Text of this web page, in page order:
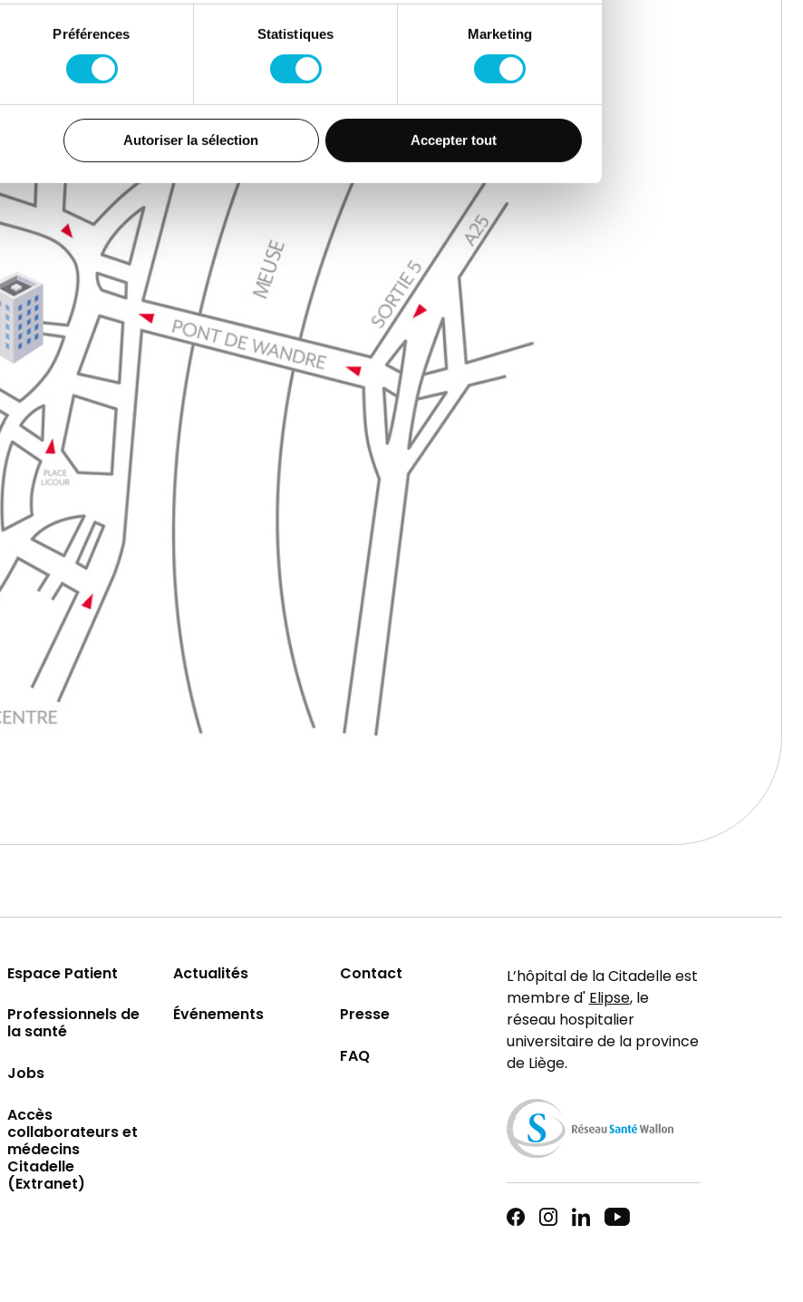
Préférences Statistiques Marketing
Autoriser la sélection Accepter tout
Espace Patient
Professionnels de
la santé
Jobs
Accès
collaborateurs et
médecins
Citadelle
(Extranet)
Actualités
Événements
Contact
Presse
FAQ
L’hôpital de la Citadelle est
membre d'Elipse, le
réseau hospitalier
universitaire de la province
de Liège.